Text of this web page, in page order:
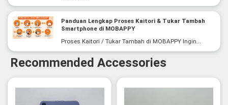
Panduan Lengkap Proses Kaitori & Tukar Tambah
Smartphone di MOBAPPY
Proses Kaitori / Tukar Tambah di MOBAPPY Ingin...
Recommended Accessories